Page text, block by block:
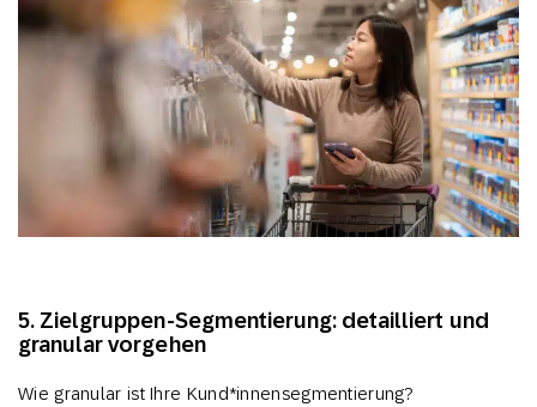
5. Zielgruppen-Segmentierung: detailliert und
granular vorgehen
Wie granular ist Ihre Kund*innensegmentierung?